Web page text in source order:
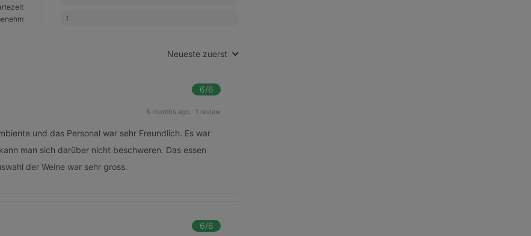
1
Neueste zuerst
6/6
6 months ago · 1 review
und das Personal war sehr Freundlich. Es war
man sich darüber nicht beschweren. Das essen
der Weine war sehr gross.
6/6